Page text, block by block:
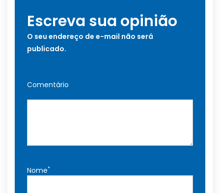
Escreva sua opinião
O seu endereço de e-mail não será
publicado.
Comentário
Nome*